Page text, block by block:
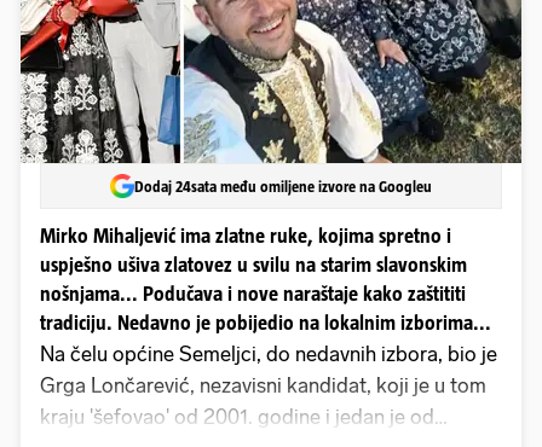
Dodaj 24sata među omiljene izvore na Googleu
Mirko Mihaljević ima zlatne ruke, kojima spretno i
uspješno ušiva zlatovez u svilu na starim slavonskim
nošnjama... Podučava i nove naraštaje kako zaštititi
tradiciju. Nedavno je pobijedio na lokalnim izborima...
Na čelu općine Semeljci, do nedavnih izbora, bio je
Grga Lončarević, nezavisni kandidat, koji je u tom
kraju 'šefovao' od 2001. godine i jedan je od